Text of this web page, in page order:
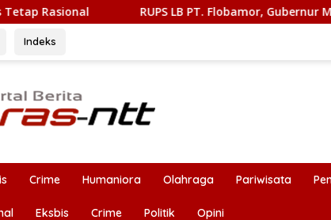
RUPS LB PT. Flobamor, Gubernur Melki Ingatkan
Indeks
Crime Humaniora Olahraga Pariwisata
Eksbis Crime Politik Opini